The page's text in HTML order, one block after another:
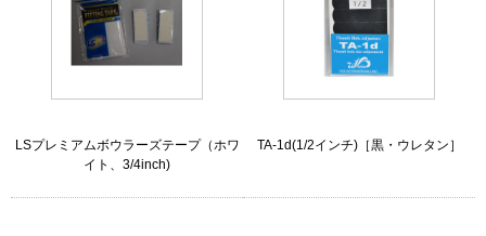
LSプレミアムボウラーズテープ（ホワ
イト、3/4inch)
TA-1d(1/2インチ)［黒・ウレタン］